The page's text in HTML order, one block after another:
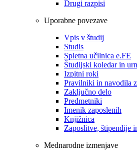
Drugi razpisi
Uporabne povezave
Vpis v študij
Studis
Spletna učilnica e.FE
Študijski koledar in
Izpitni roki
Pravilniki in navodila
Zaključno delo
Predmetniki
Imenik zaposlenih
Knjižnica
Zaposlitve, štipendije
Mednarodne izmenjave